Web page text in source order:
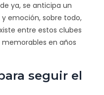
ya, se anticipa un
emoción, sobre todo,
entre estos clubes
en años
seguir el